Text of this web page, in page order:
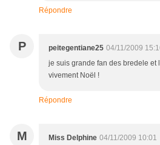
Répondre
P peitegentiane25 04/11/2009
je suis grande fan des bredele et
vivement Noël !
Répondre
M Miss Delphine 04/11/2009 10:01